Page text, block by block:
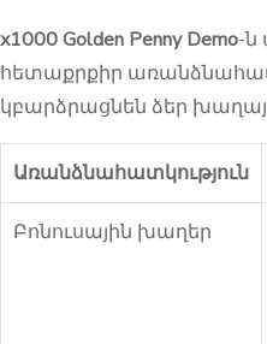
x1000 Golden Penny Demo-ն
հետաքրքիր
կբարձրացնեն ձեր
Առանձնահատկություն
Բոնուսային խաղեր